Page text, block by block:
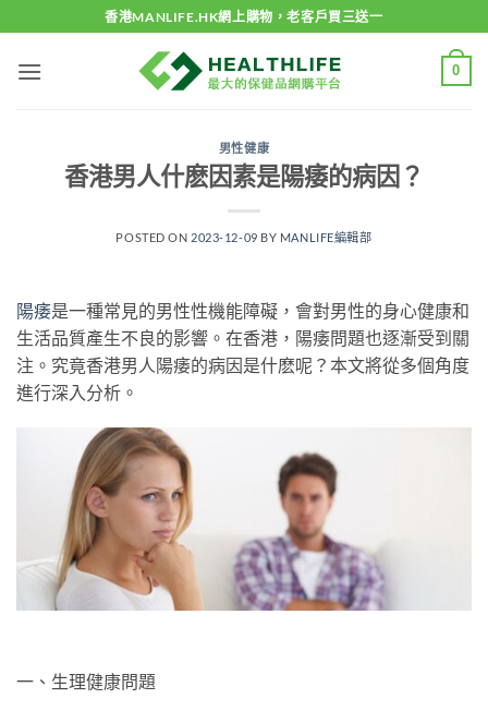
to
content
香港MANLIFE.HK網上購物，老客戶買三送一
0
男性健康
香港男人什麽因素是陽痿的病因？
POSTED ON 2023-12-09 BY MANLIFE編輯部
陽痿是一種常見的男性性機能障礙，會對男性的身心健康和
生活品質產生不良的影響。在香港，陽痿問題也逐漸受到關
注。究竟香港男人陽痿的病因是什麽呢？本文將從多個角度
進行深入分析。
一、生理健康問題